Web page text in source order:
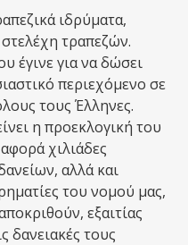
ιδρύματα,
τραπεζών.
έγινε για να δώσει
περιεχόμενο σε
τους Έλληνες.
η προεκλογική του
χιλιάδες
αλλά και
του νομού μας,
εξαιτίας
δανειακές τους